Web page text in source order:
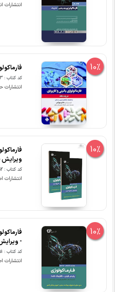
انتشارات
10%
کد کتاب : 193893
انتشارات
10%
ویرایش
کد کتاب : 192852
انتشارات
10%
-
کد کتاب : 192851
انتشارات